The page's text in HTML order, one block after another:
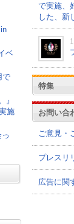
ベ
で
施
で実施、
した、新
特集
お問い合
ご意見・
プレスリ
広告に関